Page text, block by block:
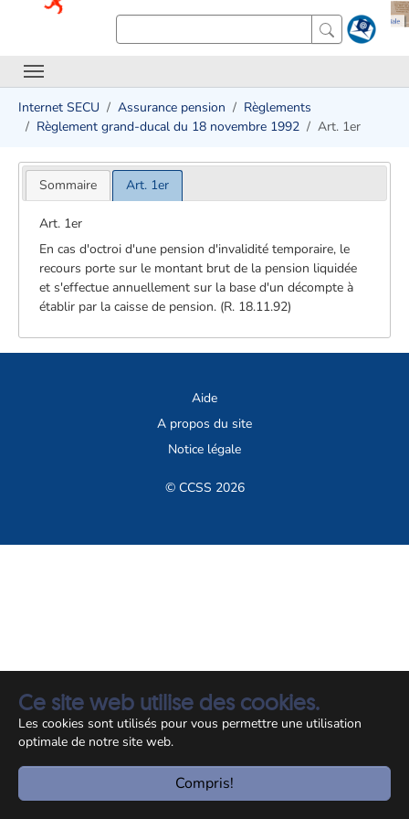
Ce site web utilise des cookies.
Les cookies sont utilisés pour vous permettre une utilisation
optimale de notre site web.
Compris!
Internet SECU Assurance pension
Règlements
Règlement grand-ducal du 18 novembre 1992
Art. 1er
Sommaire Art. 1er
Art. 1er
En cas d'octroi d'une pension d'invalidité temporaire, le
recours porte sur le montant brut de la pension liquidée
et s'effectue annuellement sur la base d'un décompte à
établir par la caisse de pension. (R. 18.11.92)
Aide
A propos du site
Notice légale
© CCSS 2026